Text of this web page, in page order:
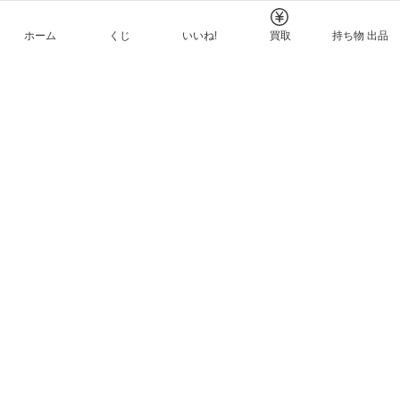
ホーム くじ いいね! 買取 持ち物 出品